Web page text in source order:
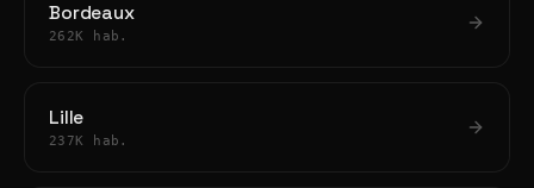
Bordeaux
262K hab.
Lille
237K hab.